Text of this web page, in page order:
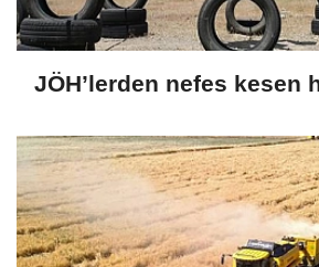
JÖH’lerden nefes kesen